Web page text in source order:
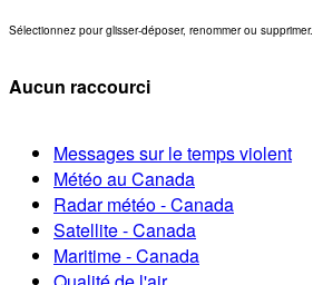
Sélectionnez pour glisser-déposer, renommer ou supprimer.
Aucun raccourci
Messages sur le temps violent
Météo au Canada
Radar météo - Canada
Satellite - Canada
Maritime - Canada